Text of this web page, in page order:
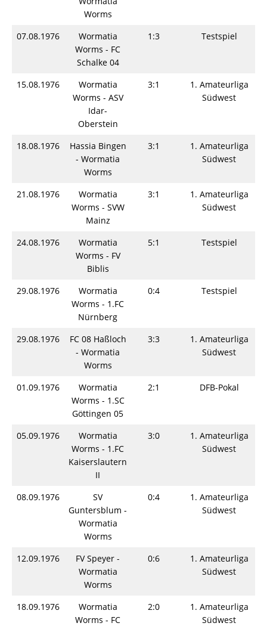
Worms
07.08.1976
Wormatia
Worms - FC
Schalke 04
1:3 Testspiel
15.08.1976
Wormatia
Worms - ASV
Idar-
Oberstein
3:1
1. Amateurliga
Südwest
18.08.1976
Hassia Bingen
- Wormatia
Worms
3:1
1. Amateurliga
Südwest
21.08.1976
Wormatia
Worms - SVW
Mainz
3:1
1. Amateurliga
Südwest
24.08.1976
Wormatia
Worms - FV
Biblis
5:1 Testspiel
29.08.1976
Wormatia
Worms - 1.FC
Nürnberg
0:4 Testspiel
29.08.1976
FC 08 Haßloch
- Wormatia
Worms
3:3
1. Amateurliga
Südwest
01.09.1976
Wormatia
Worms - 1.SC
Göttingen 05
2:1 DFB-Pokal
05.09.1976
Wormatia
Worms - 1.FC
Kaiserslautern
II
3:0
1. Amateurliga
Südwest
08.09.1976
SV
Guntersblum -
Wormatia
Worms
0:4
1. Amateurliga
Südwest
12.09.1976
FV Speyer -
Wormatia
Worms
0:6
1. Amateurliga
Südwest
18.09.1976
Wormatia
Worms - FC
2:0
1. Amateurliga
Südwest